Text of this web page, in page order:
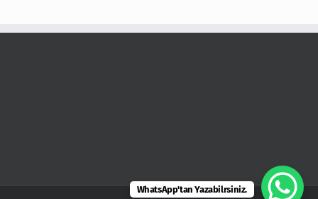
WhatsApp'tan Yazabilrsiniz.